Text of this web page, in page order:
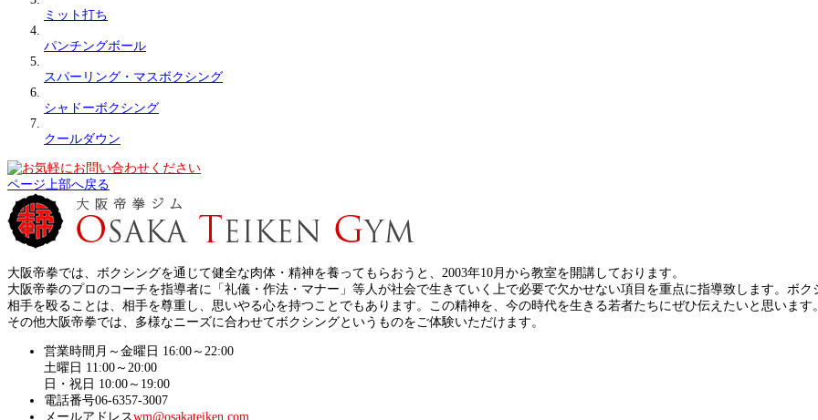
ミット打ち
パンチングボール
スパーリング・マスボクシング
シャドーボクシング
クールダウン
ページ上部へ戻る
大阪帝拳では、ボクシングを通じて健全な肉体・精神を養ってもらおうと、2003年10月から教室を開講しております。
大阪帝拳のプロのコーチを指導者に「礼儀・作法・マナー」等人が社会で生きていく上で必要で欠かせない項目を重点に指導致します。ボク
相手を殴ることは、相手を尊重し、思いやる心を持つことでもあります。この精神を、今の時代を生きる若者たちにぜひ伝えたいと思います。
その他大阪帝拳では、多様なニーズに合わせてボクシングというものをご体験いただけます。
営業時間 月～金曜日 16:00～22:00
土曜日 11:00～20:00
日・祝日 10:00～19:00
電話番号06-6357-3007
メールアドレスwm@osakateiken.com